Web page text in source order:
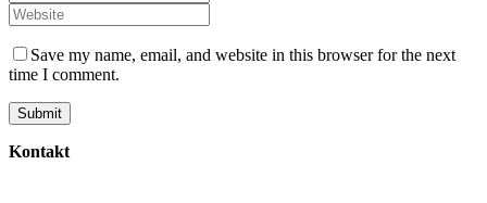
Save my name, email, and website in this browser for the next
time I comment.
Kontakt